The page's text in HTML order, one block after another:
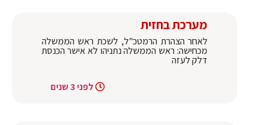
מערכת בחזית
לאחר הצהרת הרמטכ"ל, לשכת ראש הממשלה
מכחישה: ראש הממשלה נתניהו לא אישר הכנסת
דלק לעזה
לפני 3 שנים